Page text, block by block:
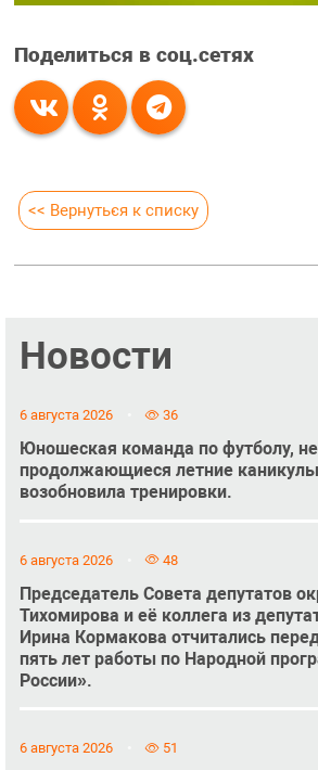
Поделиться в соц.сетях
<< Вернуться к списку
Новости
6 августа 2026 36
Юношеская команда по футболу,
продолжающиеся летние
возобновила тренировки.
6 августа 2026 48
Председатель Совета депутатов
Тихомирова и её коллега из
Ирина Кормакова отчитались
пять лет работы по Народной
России».
6 августа 2026 51